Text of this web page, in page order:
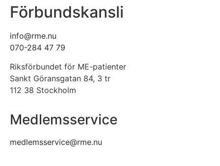
Förbundskansli
info@rme.nu
070-284 47 79
Riksförbundet för ME-patienter
Sankt Göransgatan 84, 3 tr
112 38 Stockholm
Medlemsservice
medlemsservice@rme.nu